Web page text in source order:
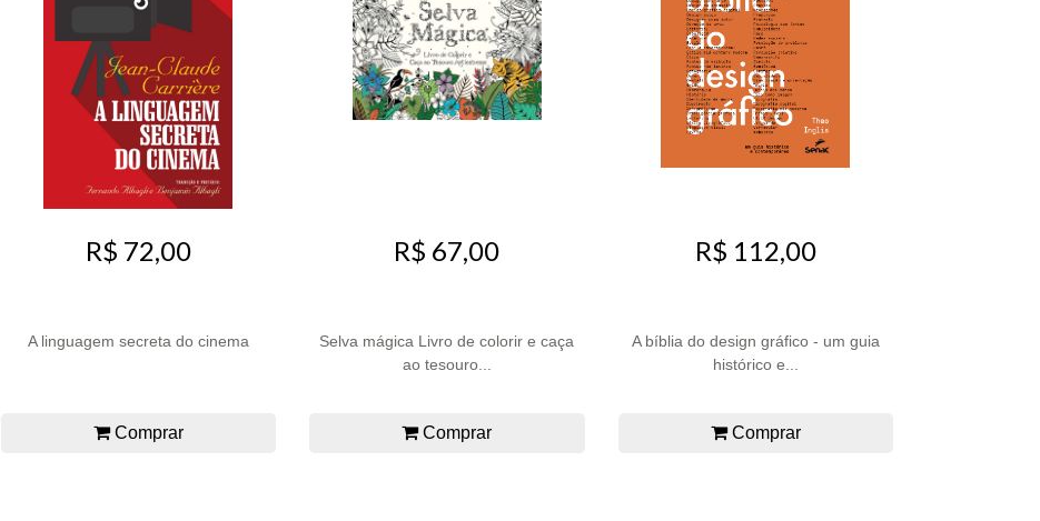
R$ 72,00
A linguagem secreta do cinema
Comprar
R$ 67,00
Selva mágica Livro de colorir e caça
ao tesouro...
Comprar
R$ 112,00
A bíblia do design gráfico - um guia
histórico e...
Comprar